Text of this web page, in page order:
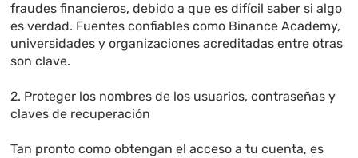
fraudes financieros, debido a que es difícil saber si algo
es verdad. Fuentes confiables como Binance Academy,
universidades y organizaciones acreditadas entre otras
son clave.
2. Proteger los nombres de los usuarios, contraseñas y
claves de recuperación
Tan pronto como obtengan el acceso a tu cuenta, es